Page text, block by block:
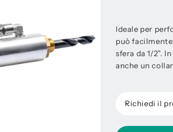
Ideale per
può
sfera da 1/2”.
anche un
Richiedi il